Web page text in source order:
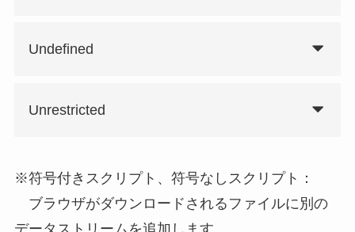
Undefined
Unrestricted
※符号付きスクリプト、符号なしスクリプト：
ブラウザがダウンロードされるファイルに別の
データストリームを追加します。